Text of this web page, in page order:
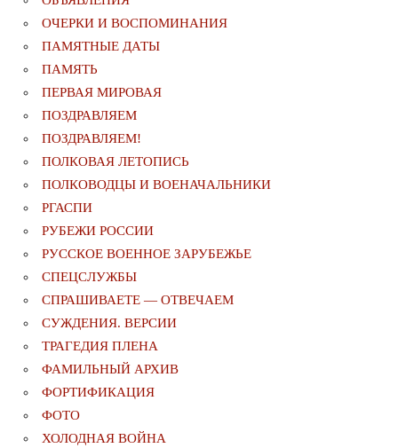
ОЧЕРКИ И ВОСПОМИНАНИЯ
ПАМЯТНЫЕ ДАТЫ
ПАМЯТЬ
ПЕРВАЯ МИРОВАЯ
ПОЗДРАВЛЯЕМ
ПОЗДРАВЛЯЕМ!
ПОЛКОВАЯ ЛЕТОПИСЬ
ПОЛКОВОДЦЫ И ВОЕНАЧАЛЬНИКИ
РГАСПИ
РУБЕЖИ РОССИИ
РУССКОЕ ВОЕННОЕ ЗАРУБЕЖЬЕ
СПЕЦСЛУЖБЫ
СПРАШИВАЕТЕ — ОТВЕЧАЕМ
СУЖДЕНИЯ. ВЕРСИИ
ТРАГЕДИЯ ПЛЕНА
ФАМИЛЬНЫЙ АРХИВ
ФОРТИФИКАЦИЯ
ФОТО
ХОЛОДНАЯ ВОЙНА